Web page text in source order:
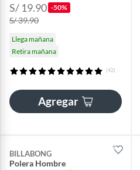
S/ 19.90 -50%
S/ 39.90
Llega mañana
Retira mañana
(42)
Agregar
BILLABONG
Polera Hombre